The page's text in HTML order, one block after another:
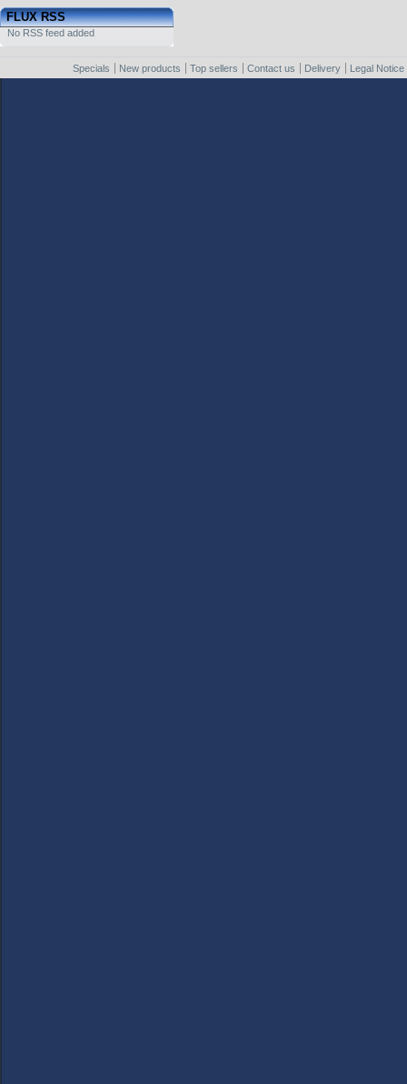
FLUX RSS
No RSS feed added
Specials New products Top sellers Contact us Delivery Legal Notice